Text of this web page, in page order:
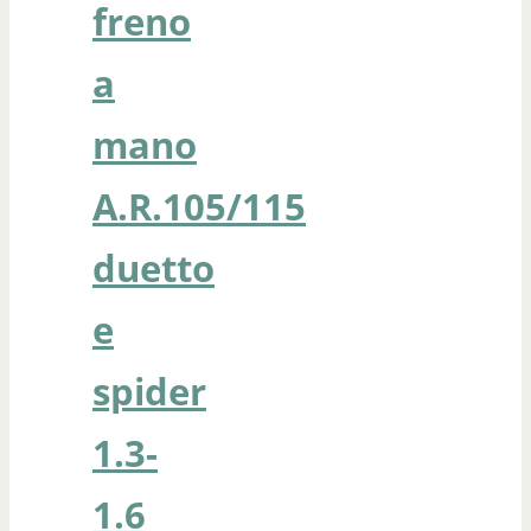
freno
a
mano
A.R.105/115
duetto
e
spider
1.3-
1.6